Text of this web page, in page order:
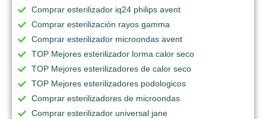
Comprar esterilizador iq24 philips avent
Comprar esterilización rayos gamma
Comprar esterilizador microondas avent
TOP Mejores esterilizador lorma calor seco
TOP Mejores esterilizadores de calor seco
TOP Mejores esterilizadores podologicos
Comprar esterilizadores de microondas
Comprar esterilizador universal jane